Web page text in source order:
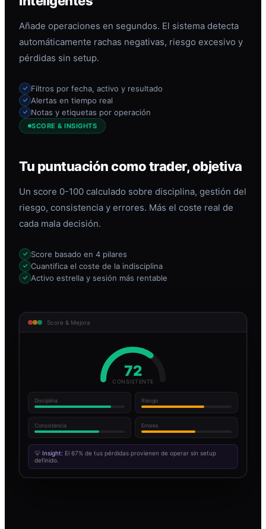
Añade operaciones en segundos. El sistema detecta
automáticamente rachas negativas, riesgo excesivo y
pérdidas sin setup.
Filtros por fecha, activo y resultado
Alertas en tiempo real
Notas y etiquetas por operación
SCORE & INSIGHTS
Tu puntuación como trader, objetiva
Un score 0-100 calculado sobre disciplina, gestión del
riesgo, consistencia y errores. Más el coste real de
cada mala decisión.
Score basado en 4 pilares
Cuantifica el coste de la indisciplina
Activo estrella y sesión más rentable
Score & Mejora
72
CONSISTENTE
Disciplina Riesgo
Consistencia Errores
💡 Insight: El 67% de tus pérdidas provienen de operar sin setup
definido.